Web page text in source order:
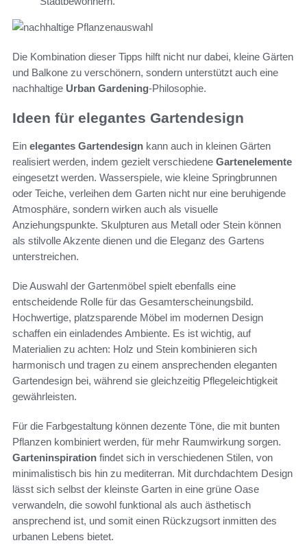
Die Kombination dieser Tipps hilft nicht nur dabei, kleine Gärten
und Balkone zu verschönern, sondern unterstützt auch eine
nachhaltige Urban Gardening-Philosophie.
Ideen für elegantes Gartendesign
Ein elegantes Gartendesign kann auch in kleinen Gärten
realisiert werden, indem gezielt verschiedene Gartenelemente
eingesetzt werden. Wasserspiele, wie kleine Springbrunnen
oder Teiche, verleihen dem Garten nicht nur eine beruhigende
Atmosphäre, sondern wirken auch als visuelle
Anziehungspunkte. Skulpturen aus Metall oder Stein können
als stilvolle Akzente dienen und die Eleganz des Gartens
unterstreichen.
Die Auswahl der Gartenmöbel spielt ebenfalls eine
entscheidende Rolle für das Gesamterscheinungsbild.
Hochwertige, platzsparende Möbel im modernen Design
schaffen ein einladendes Ambiente. Es ist wichtig, auf
Materialien zu achten: Holz und Stein kombinieren sich
harmonisch und tragen zu einem ansprechenden eleganten
Gartendesign bei, während sie gleichzeitig Pflegeleichtigkeit
gewährleisten.
Für die Farbgestaltung können dezente Töne, die mit bunten
Pflanzen kombiniert werden, für mehr Raumwirkung sorgen.
Garteninspiration findet sich in verschiedenen Stilen, von
minimalistisch bis hin zu mediterran. Mit durchdachtem Design
lässt sich selbst der kleinste Garten in eine grüne Oase
verwandeln, die sowohl funktional als auch ästhetisch
ansprechend ist, und somit einen Rückzugsort inmitten des
urbanen Lebens bietet.